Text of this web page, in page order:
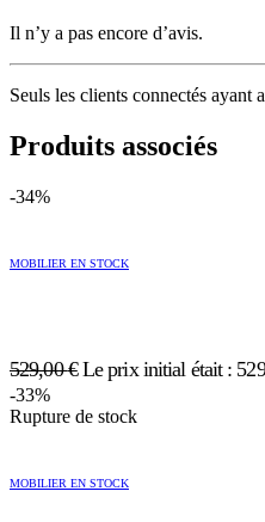
Il n’y a pas encore d’avis.
Seuls les clients connectés ayant
Produits associés
-34%
MOBILIER EN STOCK
529,00€ Le prix initial était :
-33%
Rupture de stock
MOBILIER EN STOCK